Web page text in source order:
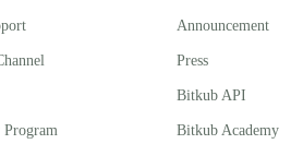
Announcement
Press
Bitkub API
Bitkub Academy